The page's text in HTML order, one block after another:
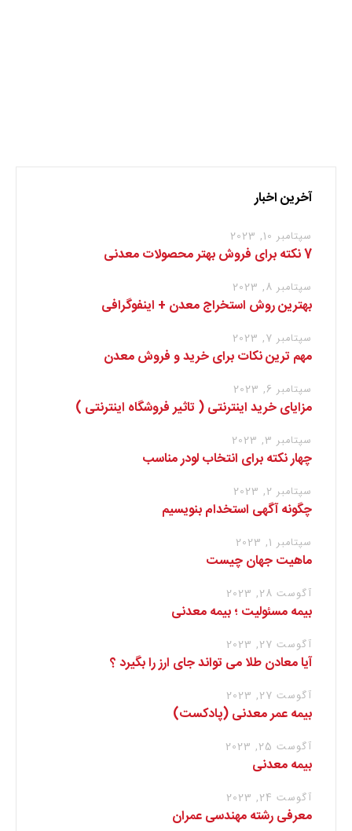
آخرین اخبار
سپتامبر 10, 2023
7 نکته برای فروش بهتر محصولات معدنی
سپتامبر 8, 2023
بهترین روش استخراج معدن + اینفوگرافی
سپتامبر 7, 2023
مهم ترین نکات برای خرید و فروش معدن
سپتامبر 6, 2023
مزایای خرید اینترنتی ( تاثیر فروشگاه اینترنتی )
سپتامبر 3, 2023
چهار نکته برای انتخاب لودر مناسب
سپتامبر 2, 2023
چگونه آگهی استخدام بنویسیم
سپتامبر 1, 2023
ماهیت جهان چیست
آگوست 28, 2023
بیمه مسئولیت ؛ بیمه معدنی
آگوست 27, 2023
آیا معادن طلا می تواند جای ارز را بگیرد ؟
آگوست 27, 2023
بیمه عمر معدنی (پادکست)
آگوست 25, 2023
بیمه معدنی
آگوست 24, 2023
معرفی رشته مهندسی عمران